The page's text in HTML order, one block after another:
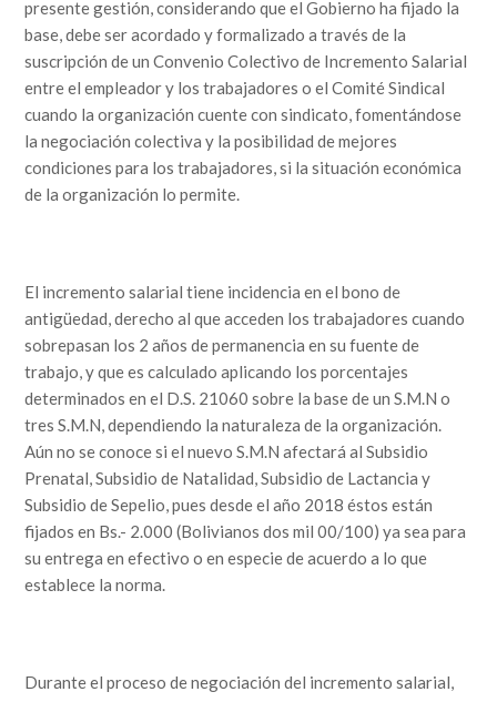
presente gestión, considerando que el Gobierno ha fijado la
base, debe ser acordado y formalizado a través de la
suscripción de un Convenio Colectivo de Incremento Salarial
entre el empleador y los trabajadores o el Comité Sindical
cuando la organización cuente con sindicato, fomentándose
la negociación colectiva y la posibilidad de mejores
condiciones para los trabajadores, si la situación económica
de la organización lo permite.
El incremento salarial tiene incidencia en el bono de
antigüedad, derecho al que acceden los trabajadores cuando
sobrepasan los 2 años de permanencia en su fuente de
trabajo, y que es calculado aplicando los porcentajes
determinados en el D.S. 21060 sobre la base de un S.M.N o
tres S.M.N, dependiendo la naturaleza de la organización.
Aún no se conoce si el nuevo S.M.N afectará al Subsidio
Prenatal, Subsidio de Natalidad, Subsidio de Lactancia y
Subsidio de Sepelio, pues desde el año 2018 éstos están
fijados en Bs.- 2.000 (Bolivianos dos mil 00/100) ya sea para
su entrega en efectivo o en especie de acuerdo a lo que
establece la norma.
Durante el proceso de negociación del incremento salarial,